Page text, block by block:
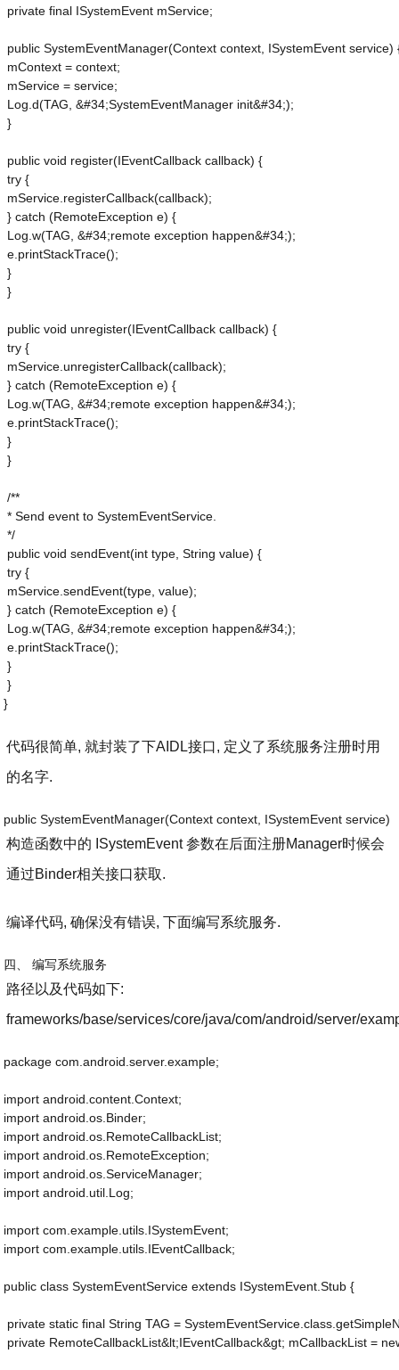
private final ISystemEvent mService;
public SystemEventManager(Context context, ISystemEvent service)
mContext = context;
mService = service;
Log.d(TAG, &#34;SystemEventManager init&#34;);
}
public void register(IEventCallback callback) {
try {
mService.registerCallback(callback);
} catch (RemoteException e) {
Log.w(TAG, &#34;remote exception happen&#34;);
e.printStackTrace();
}
}
public void unregister(IEventCallback callback) {
try {
mService.unregisterCallback(callback);
} catch (RemoteException e) {
Log.w(TAG, &#34;remote exception happen&#34;);
e.printStackTrace();
}
}
/**
* Send event to SystemEventService.
*/
public void sendEvent(int type, String value) {
try {
mService.sendEvent(type, value);
} catch (RemoteException e) {
Log.w(TAG, &#34;remote exception happen&#34;);
e.printStackTrace();
}
}
}
代码很简单, 就封装了下AIDL接口, 定义了系统服务注册时用
的名字.
public SystemEventManager(Context context, ISystemEvent service)
构造函数中的 ISystemEvent 参数在后面注册Manager时候会
通过Binder相关接口获取.
编译代码, 确保没有错误, 下面编写系统服务.
四、 编写系统服务
路径以及代码如下:
frameworks/base/services/core/java/com/android/server/
package com.android.server.example;
import android.content.Context;
import android.os.Binder;
import android.os.RemoteCallbackList;
import android.os.RemoteException;
import android.os.ServiceManager;
import android.util.Log;
import com.example.utils.ISystemEvent;
import com.example.utils.IEventCallback;
public class SystemEventService extends ISystemEvent.Stub {
private static final String TAG =
private RemoteCallbackList&lt;IEventCallback&gt; mCallbackList =